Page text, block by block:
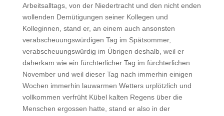
Arbeitsalltags, von der Niedertracht und den nicht enden
wollenden Demütigungen seiner Kollegen und
Kolleginnen, stand er, an einem auch ansonsten
verabscheuungswürdigen Tag im Spätsommer,
verabscheuungswürdig im Übrigen deshalb, weil er
daherkam wie ein fürchterlicher Tag im fürchterlichen
November und weil dieser Tag nach immerhin einigen
Wochen immerhin lauwarmen Wetters urplötzlich und
vollkommen verfrüht Kübel kalten Regens über die
Menschen ergossen hatte, stand er also in der